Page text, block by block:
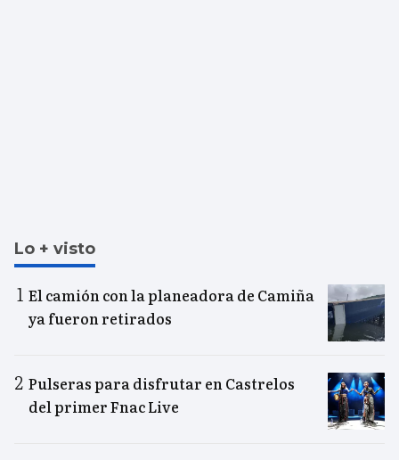
Lo + visto
El camión con la planeadora de Camiña
ya fueron retirados
Pulseras para disfrutar en Castrelos
del primer Fnac Live